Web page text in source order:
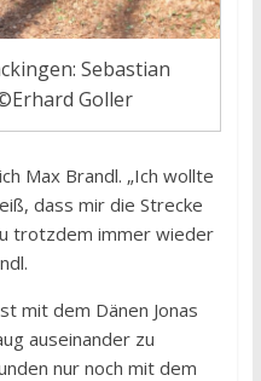
Sebastian
Goller
Max Brandl. „Ich wollte
dass mir die Strecke
trotzdem immer wieder
mit dem Dänen Jonas
auseinander zu
nur noch mit dem